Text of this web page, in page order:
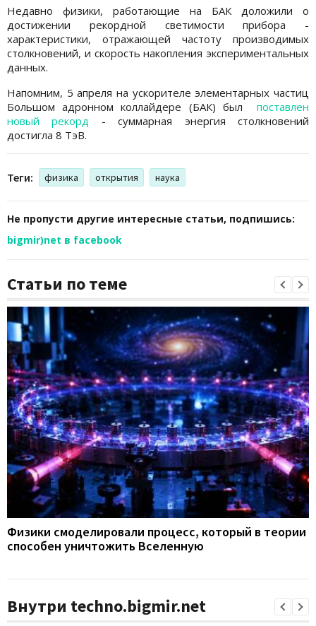
Недавно физики, работающие на БАК доложили о
достижении рекордной светимости прибора -
характеристики, отражающей частоту производимых
столкновений, и скорость накопления экспериментальных
данных.
Напомним, 5 апреля на ускорителе элементарных частиц
Большом адронном коллайдере (БАК) был поставлен
новый рекорд
- суммарная энергия столкновений
достигла 8 ТэВ.
Теги: физика открытия наука
Не пропусти другие интересные статьи, подпишись:
bigmir)net в facebook
Статьи по теме
Физики смоделировали процесс, который в теории
способен уничтожить Вселенную
Внутри techno.bigmir.net